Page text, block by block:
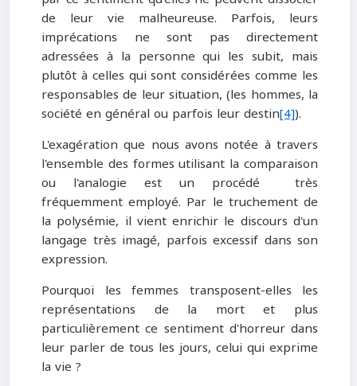
de leur vie malheureuse. Parfois, leurs
imprécations ne sont pas directement
adressées à la personne qui les subit, mais
plutôt à celles qui sont considérées comme les
responsables de leur situation, (les hommes, la
société en général ou parfois leur destin[4]).
L'exagération que nous avons notée à travers
l'ensemble des formes utilisant la comparaison
ou l'analogie est un procédé très
fréquemment employé. Par le truchement de
la polysémie, il vient enrichir le discours d'un
langage très imagé, parfois excessif dans son
expression.
Pourquoi les femmes transposent-elles les
représentations de la mort et plus
particulièrement ce sentiment d'horreur dans
leur parler de tous les jours, celui qui exprime
la vie ?